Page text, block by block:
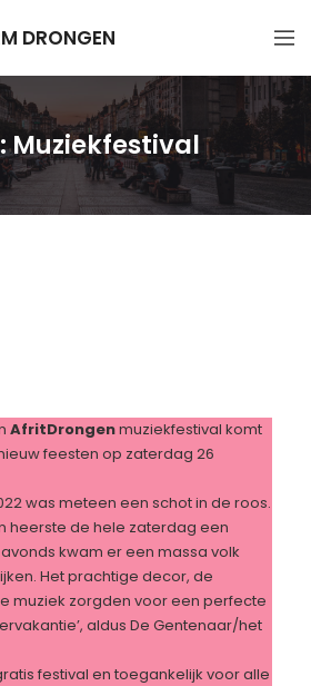
DRONGEN
Muziekfestival
AfritDrongenmuziekfestival komt
feesten op zaterdag 26
was meteen een schot in de roos.
heerste de hele zaterdag een
kwam er een massa volk
Het prachtige decor, de
muziek zorgden voor een perfecte
aldus De Gentenaar/het
festival en toegankelijk voor alle